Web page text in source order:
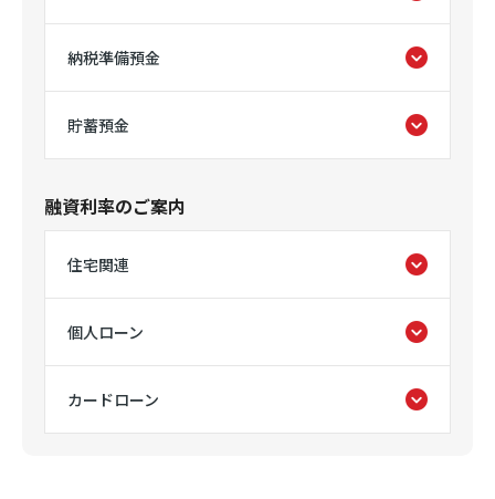
納税準備預金
貯蓄預金
融資利率のご案内
住宅関連
個人ローン
カードローン